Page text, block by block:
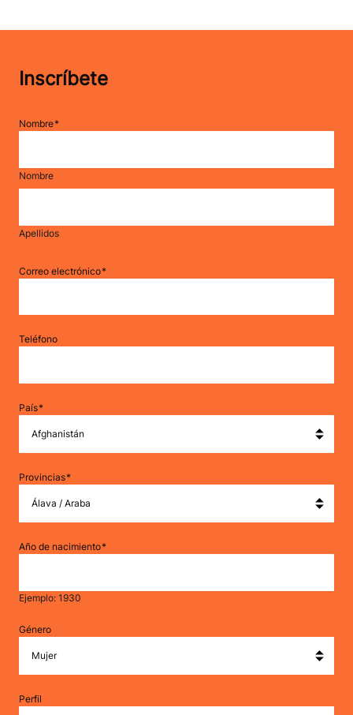
Inscríbete
Nombre
Nombre
Apellidos
Correo electrónico
Teléfono
País
Provincias
Año de nacimiento
Ejemplo: 1930
Género
Perfil